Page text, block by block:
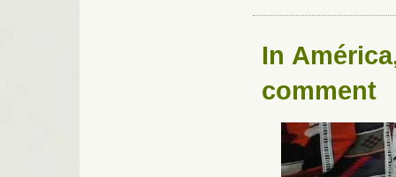
In América
comment